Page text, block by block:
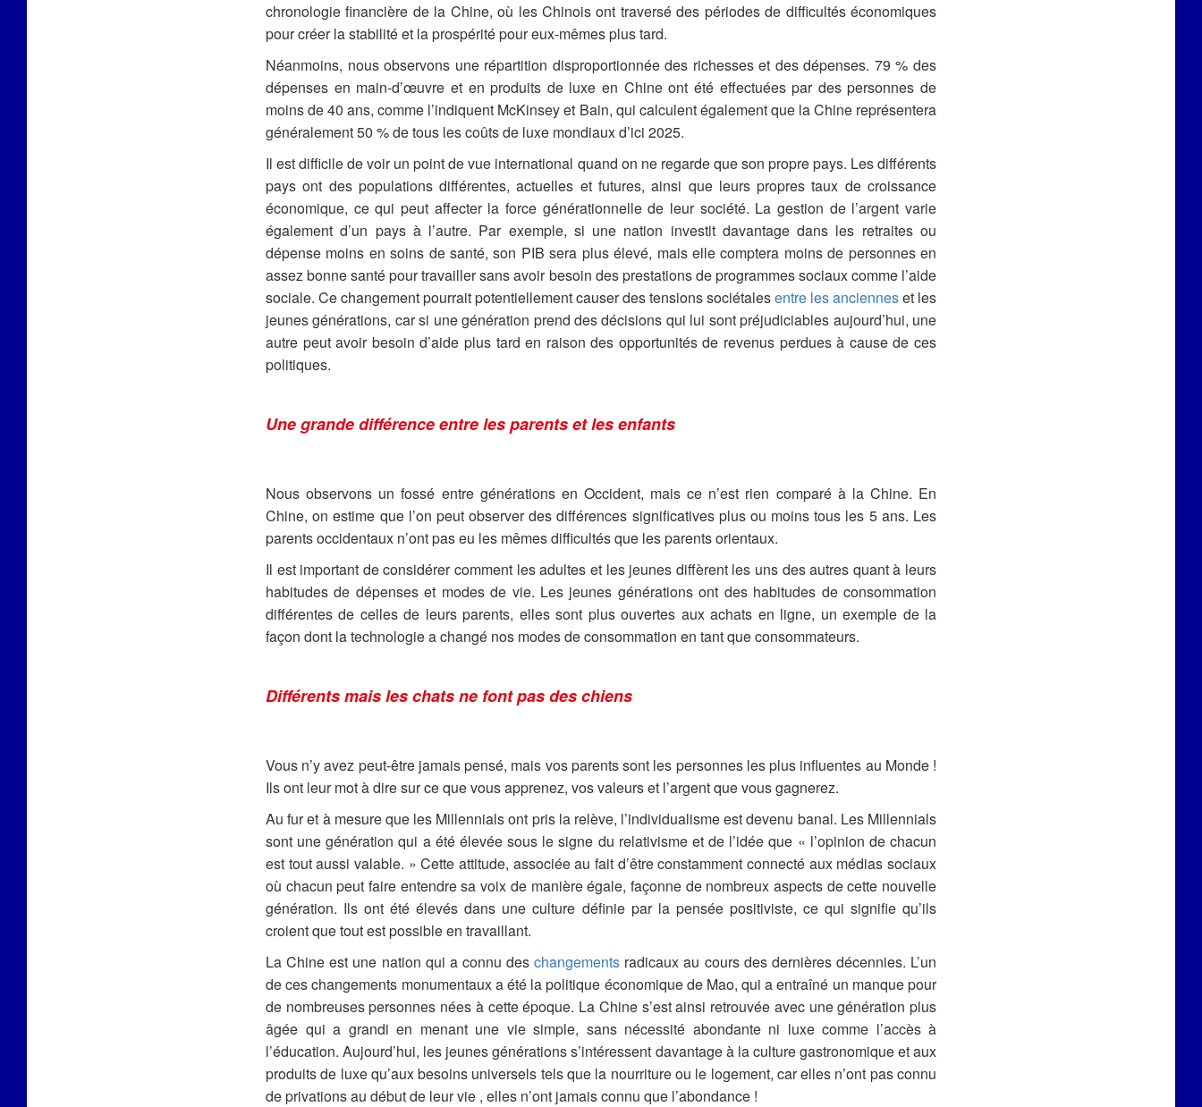
chronologie financière de la Chine, où les Chinois ont traversé des périodes de difficultés économiques
pour créer la stabilité et la prospérité pour eux-mêmes plus tard.
Néanmoins, nous observons une répartition disproportionnée des richesses et des dépenses. 79 % des
dépenses en main-d’œuvre et en produits de luxe en Chine ont été effectuées par des personnes de
moins de 40 ans, comme l’indiquent McKinsey et Bain, qui calculent également que la Chine représentera
généralement 50 % de tous les coûts de luxe mondiaux d’ici 2025.
Il est difficile de voir un point de vue international quand on ne regarde que son propre pays. Les différents
pays ont des populations différentes, actuelles et futures, ainsi que leurs propres taux de croissance
économique, ce qui peut affecter la force générationnelle de leur société. La gestion de l’argent varie
également d’un pays à l’autre. Par exemple, si une nation investit davantage dans les retraites ou
dépense moins en soins de santé, son PIB sera plus élevé, mais elle comptera moins de personnes en
assez bonne santé pour travailler sans avoir besoin des prestations de programmes sociaux comme l’aide
sociale. Ce changement pourrait potentiellement causer des tensions sociétalesentre les ancienneset les
jeunes générations, car si une génération prend des décisions qui lui sont préjudiciables aujourd’hui, une
autre peut avoir besoin d’aide plus tard en raison des opportunités de revenus perdues à cause de ces
politiques.
Une grande différence entre les parents et les enfants
Nous observons un fossé entre générations en Occident, mais ce n’est rien comparé à la Chine. En
Chine, on estime que l’on peut observer des différences significatives plus ou moins tous les 5 ans. Les
parents occidentaux n’ont pas eu les mêmes difficultés que les parents orientaux.
Il est important de considérer comment les adultes et les jeunes diffèrent les uns des autres quant à leurs
habitudes de dépenses et modes de vie. Les jeunes générations ont des habitudes de consommation
différentes de celles de leurs parents, elles sont plus ouvertes aux achats en ligne, un exemple de la
façon dont la technologie a changé nos modes de consommation en tant que consommateurs.
Différents mais les chats ne font pas des chiens
Vous n’y avez peut-être jamais pensé, mais vos parents sont les personnes les plus influentes au Monde !
Ils ont leur mot à dire sur ce que vous apprenez, vos valeurs et l’argent que vous gagnerez.
Au fur et à mesure que les Millennials ont pris la relève, l’individualisme est devenu banal. Les Millennials
sont une génération qui a été élevée sous le signe du relativisme et de l’idée que « l’opinion de chacun
est tout aussi valable. » Cette attitude, associée au fait d’être constamment connecté aux médias sociaux
où chacun peut faire entendre sa voix de manière égale, façonne de nombreux aspects de cette nouvelle
génération. Ils ont été élevés dans une culture définie par la pensée positiviste, ce qui signifie qu’ils
croient que tout est possible en travaillant.
La Chine est une nation qui a connu deschangements radicaux au cours des dernières décennies. L’un
de ces changements monumentaux a été la politique économique de Mao, qui a entraîné un manque pour
de nombreuses personnes nées à cette époque. La Chine s’est ainsi retrouvée avec une génération plus
âgée qui a grandi en menant une vie simple, sans nécessité abondante ni luxe comme l’accès à
l’éducation. Aujourd’hui, les jeunes générations s’intéressent davantage à la culture gastronomique et aux
produits de luxe qu’aux besoins universels tels que la nourriture ou le logement, car elles n’ont pas connu
de privations au début de leur vie , elles n’ont jamais connu que l’abondance !